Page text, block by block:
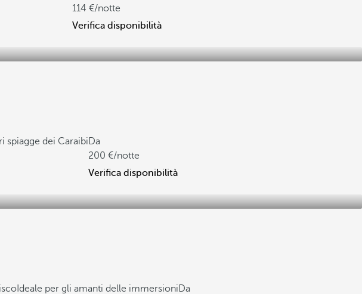
114
/notte
Verifica disponibilità
spiagge dei CaraibiDa
200
/notte
Verifica disponibilità
Ideale per gli amanti delle immersioniDa